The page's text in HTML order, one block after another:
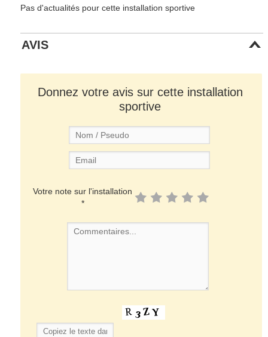
Pas d'actualités pour cette installation sportive
AVIS
Donnez votre avis sur cette installation
sportive
Votre note sur l'installation
*